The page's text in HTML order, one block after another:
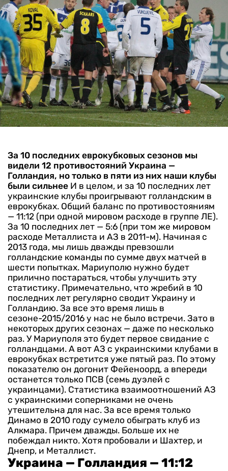
За 10 последних еврокубковых сезонов мы
видели 12 противостояний Украина —
Голландия, но только в пяти из них наши клубы
были сильнее И в целом, и за 10 последних лет
украинские клубы проигрывают голландским в
еврокубках. Общий баланс по противостояниям
— 11:12 (при одной мировом расходе в группе ЛЕ).
За 10 последних лет — 5:6 (при том же мировом
расходе Металлиста и АЗ в 2011-м). Начиная с
2013 года, мы лишь дважды превзошли
голландские команды по сумме двух матчей в
шести попытках. Мариуполю нужно будет
прилично постараться, чтобы улучшить эту
статистику. Примечательно, что жребий в 10
последних лет регулярно сводит Украину и
Голландию. За все это время лишь в
сезоне-2015/2016 у нас не было встречи. Зато в
некоторых других сезонах — даже по несколько
раз. У Мариуполя это будет первое свидание с
голландцами. А вот АЗ с украинскими клубами в
еврокубках встретится уже пятый раз. По этому
показателю он догонит Фейеноорд, а впереди
останется только ПСВ (семь дуэлей с
украинцами). Статистика взаимоотношений АЗ
с украинскими соперниками не очень
утешительна для нас. За все время только
Динамо в 2010 году сумело обыграть клуб из
Алкмара. Причем дважды. Больше их не
побеждал никто. Хотя пробовали и Шахтер, и
Днепр, и Металлист.
Украина — Голландия — 11:12